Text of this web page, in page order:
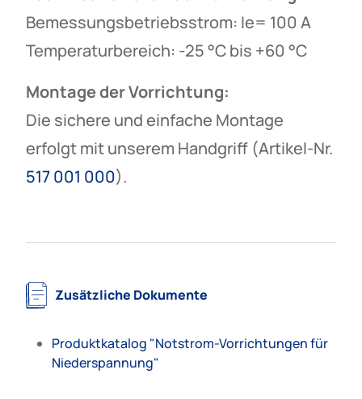
Bemessungsbetriebsstrom: Ie= 100 A
Temperaturbereich: -25 °C bis +60 °C
Montage der Vorrichtung:
Die sichere und einfache Montage
erfolgt mit unserem Handgriff (Artikel-Nr.
517 001 000).
Zusätzliche Dokumente
Produktkatalog "Notstrom-Vorrichtungen für
Niederspannung"